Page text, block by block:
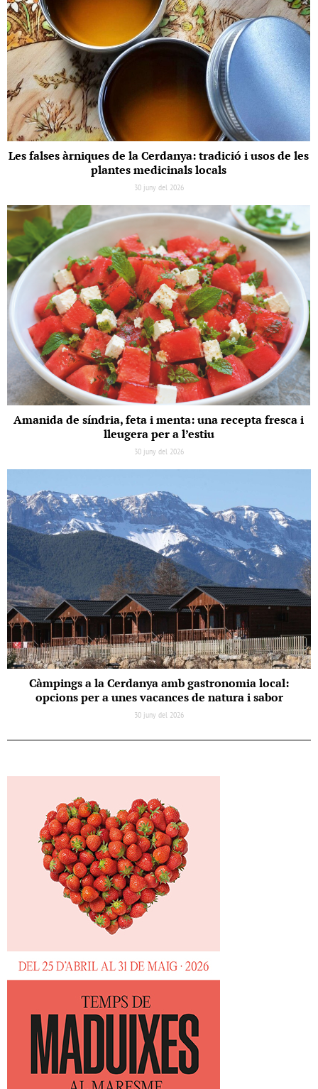
Les falses àrniques de la Cerdanya: tradició i usos de les
plantes medicinals locals
30 juny del 2026
Amanida de síndria, feta i menta: una recepta fresca i
lleugera per a l’estiu
30 juny del 2026
Càmpings a la Cerdanya amb gastronomia local:
opcions per a unes vacances de natura i sabor
30 juny del 2026